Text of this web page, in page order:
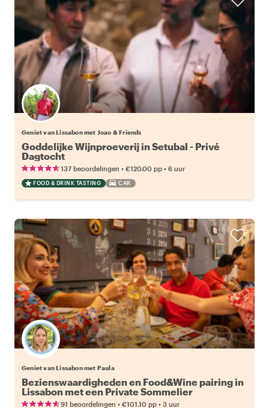
Geniet van Lissabon met Joao & Friends
Goddelijke Wijnproeverij in Setubal - Privé
Dagtocht
137 beoordelingen • €120.00 pp • 6 uur
FOOD & DRINK TASTING CAR
Geniet van Lissabon met Paula
Bezienswaardigheden en Food&Wine pairing in
Lissabon met een Private Sommelier
91 beoordelingen • €101.10 pp • 3 uur